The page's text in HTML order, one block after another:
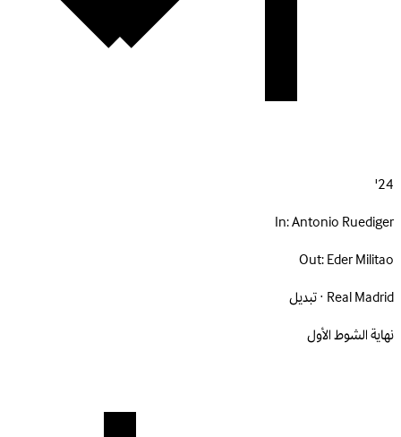
24'
In:Antonio Ruediger
Out:Eder Militao
Real Madrid · تبديل
نهاية الشوط الأول